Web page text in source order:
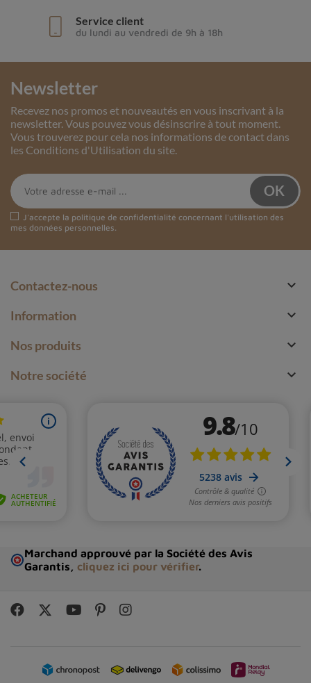
Service client
du lundi au vendredi de 9h à 18h
Newsletter
Recevez nos promos et nouveautés en vous inscrivant à la
newsletter. Vous pouvez vous désinscrire à tout moment.
Vous trouverez pour cela nos informations de contact dans
les Conditions d'Utilisation du site.
J'accepte la politique de confidentialité concernant l'utilisation des
mes données personnelles.
Contactez-nous 
Information 
Nos produits 
Notre société 
Marchand approuvé par la Société des Avis
Garantis, cliquez ici pour vérifier.